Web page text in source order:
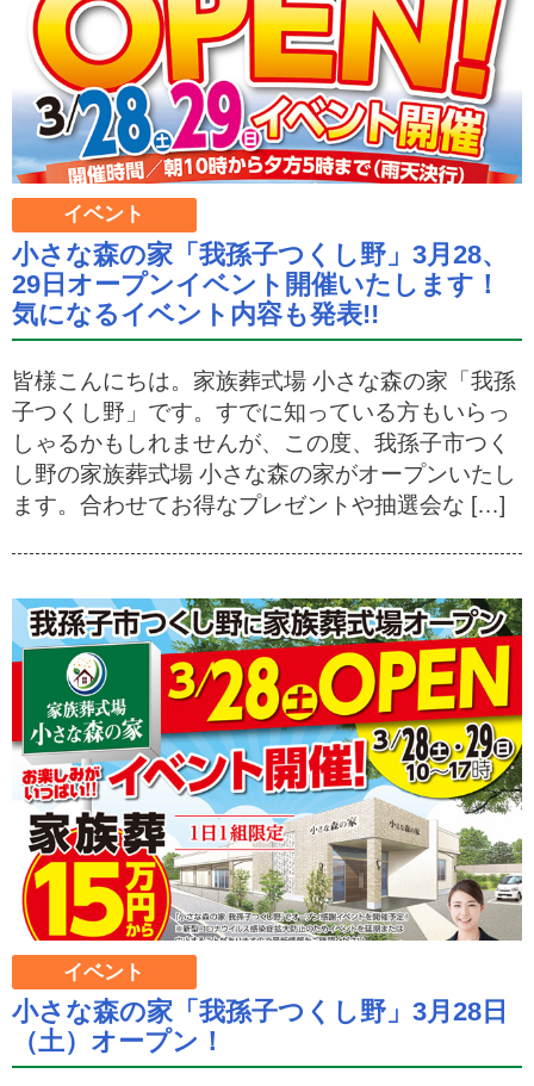
イベント
小さな森の家「我孫子つくし野」3月28、
29日オープンイベント開催いたします！
気になるイベント内容も発表!!
皆様こんにちは。家族葬式場 小さな森の家「我孫
子つくし野」です。すでに知っている方もいらっ
しゃるかもしれませんが、この度、我孫子市つく
し野の家族葬式場 小さな森の家がオープンいたし
ます。合わせてお得なプレゼントや抽選会な […]
イベント
小さな森の家「我孫子つくし野」3月28日
（土）オープン！